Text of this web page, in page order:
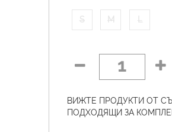
S M L
1
ВИЖТЕ ПРОДУКТИ ОТ
ПОДХОДЯЩИ ЗА